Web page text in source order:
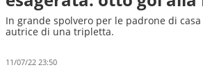
In grande spolvero per le padrone di
autrice di una tripletta.
11/07/22 23:50